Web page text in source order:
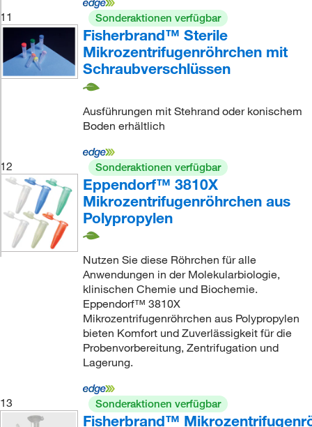
11 Sonderaktionen verfügbar
Fisherbrand™ Sterile
Mikrozentrifugenröhrchen mit
Schraubverschlüssen
Ausführungen mit Stehrand oder konischem
Boden erhältlich
12 Sonderaktionen verfügbar
Eppendorf™ 3810X
Mikrozentrifugenröhrchen aus
Polypropylen
Nutzen Sie diese Röhrchen für alle
Anwendungen in der Molekularbiologie,
klinischen Chemie und Biochemie.
Eppendorf™ 3810X
Mikrozentrifugenröhrchen aus Polypropylen
bieten Komfort und Zuverlässigkeit für die
Probenvorbereitung, Zentrifugation und
Lagerung.
13 Sonderaktionen verfügbar
Fisherbrand™